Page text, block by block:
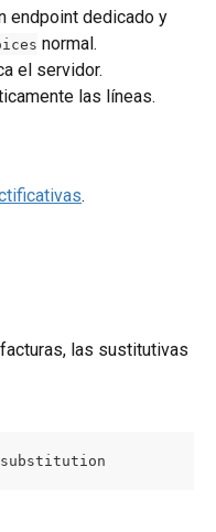
endpoint dedicado y
normal.
el servidor.
las líneas.
.
las sustitutivas
substitution